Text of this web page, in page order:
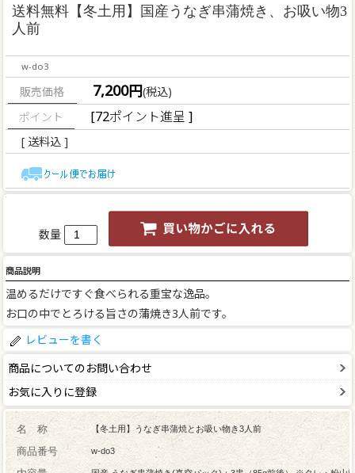
送料無料 【冬土用】国産うなぎ串蒲焼き、お吸い物3
人前
w-do3
販売価格 7,200円(税込)
[72ポイント進呈 ]
[ 送料込 ]
数量
商品説明
温めるだけですぐ食べられる重宝な逸品。
お口の中でとろける旨さの蒲焼き3人前です。
レビューを書く
商品についてのお問い合わせ
お気に入りに登録
名 称 【冬土用】うなぎ串蒲焼とお吸い物き3人前
商品番号 w-do3